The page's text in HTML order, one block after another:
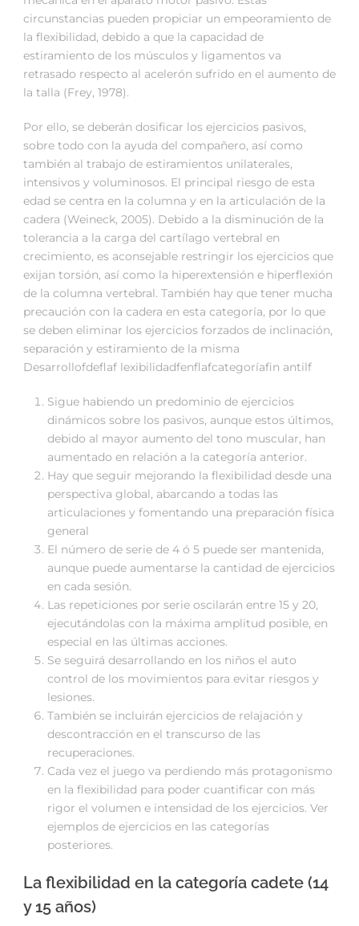
circunstancias pueden propiciar un empeoramiento de
la flexibilidad, debido a que la capacidad de
estiramiento de los músculos y ligamentos va
retrasado respecto al acelerón sufrido en el aumento de
la talla (Frey, 1978).
Por ello, se deberán dosificar los ejercicios pasivos,
sobre todo con la ayuda del compañero, así como
también al trabajo de estiramientos unilaterales,
intensivos y voluminosos. El principal riesgo de esta
edad se centra en la columna y en la articulación de la
cadera (Weineck, 2005). Debido a la disminución de la
tolerancia a la carga del cartílago vertebral en
crecimiento, es aconsejable restringir los ejercicios que
exijan torsión, así como la hiperextensión e hiperflexión
de la columna vertebral. También hay que tener mucha
precaución con la cadera en esta categoría, por lo que
se deben eliminar los ejercicios forzados de inclinación,
separación y estiramiento de la misma
Desarrollofdeflaf lexibilidadfenflafcategoríafin antilf
Sigue habiendo un predominio de ejercicios
dinámicos sobre los pasivos, aunque estos últimos,
debido al mayor aumento del tono muscular, han
aumentado en relación a la categoría anterior.
Hay que seguir mejorando la flexibilidad desde una
perspectiva global, abarcando a todas las
articulaciones y fomentando una preparación física
general
El número de serie de 4 ó 5 puede ser mantenida,
aunque puede aumentarse la cantidad de ejercicios
en cada sesión.
Las repeticiones por serie oscilarán entre 15 y 20,
ejecutándolas con la máxima amplitud posible, en
especial en las últimas acciones.
Se seguirá desarrollando en los niños el auto
control de los movimientos para evitar riesgos y
lesiones.
También se incluirán ejercicios de relajación y
descontracción en el transcurso de las
recuperaciones.
Cada vez el juego va perdiendo más protagonismo
en la flexibilidad para poder cuantificar con más
rigor el volumen e intensidad de los ejercicios. Ver
ejemplos de ejercicios en las categorías
posteriores.
La flexibilidad en la categoría cadete (14
y 15 años)